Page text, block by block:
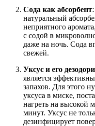
Сода как абсорбент
натуральный
неприятного
с содой в
даже на ночь. Сода
свежей.
Уксус и его
является
запахов. Для этого
уксуса в миске,
нагреть на высокой
минут. Уксус не
дезинфицирует